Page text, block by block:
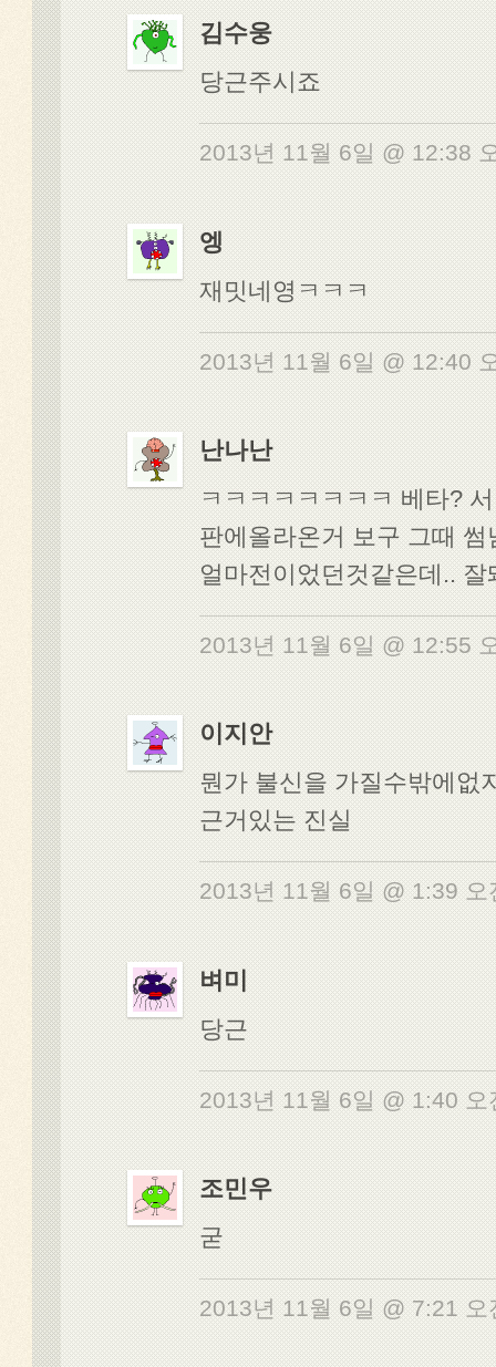
김수웅
당근주시죠
2013년 11월 6일 @ 12:38
엥
재밋네영ㅋㅋㅋ
2013년 11월 6일 @ 12:40
난나난
ㅋㅋㅋㅋㅋㅋㅋㅋ 베타?
판에올라온거 보구 그때
얼마전이었던것같은데..
2013년 11월 6일 @ 12:55
이지안
뭔가 불신을 가질수밖에없
근거있는 진실
2013년 11월 6일 @ 1:39
벼미
당근
2013년 11월 6일 @ 1:40
조민우
굳
2013년 11월 6일 @ 7:21